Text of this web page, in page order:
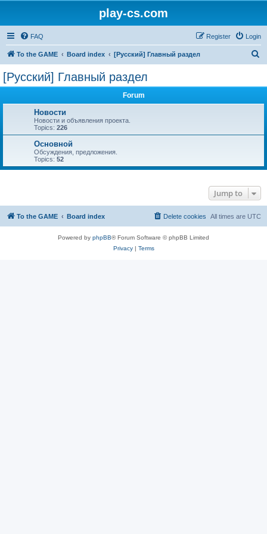
play-cs.com
FAQ Login
Register
To the GAME Board index [Русский] Главный раздел
[Русский] Главный раздел
Forum
Новости
Новости и объявления проекта.
Topics: 226
Основной
Обсуждения, предложения.
Topics: 52
Jump to
To the GAME Board index All times are UTC
Delete cookies
Powered by phpBB® Forum Software © phpBB Limited
Privacy| Terms